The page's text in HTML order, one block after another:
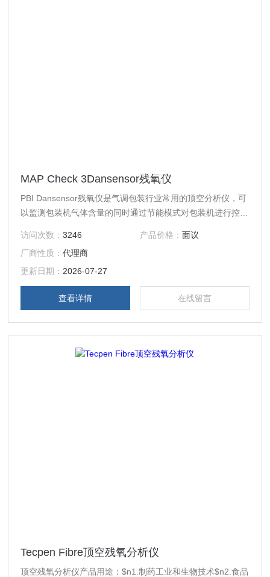
MAP Check 3Dansensor残氧仪
PBI Dansensor残氧仪是气调包装行业常用的顶空分析仪，可
以监测包装机气体含量的同时通过节能模式对包装机进行控
耗，为欧洲进口顶空分析仪品牌。
访问次数：3246 产品价格： 面议
厂商性质：代理商
更新日期： 2026-07-27
查看详情 在线留言
Tecpen Fibre顶空残氧分析仪
顶空残氧分析仪产品用途：$n1.制药工业和生物技术$n2.食品